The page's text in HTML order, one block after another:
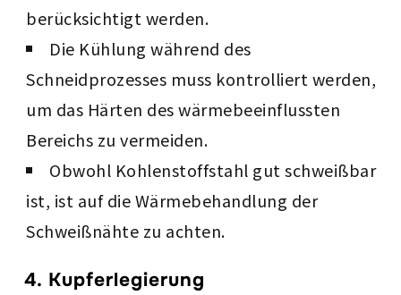
berücksichtigt werden.
Die Kühlung während des
Schneidprozesses muss kontrolliert werden,
um das Härten des wärmebeeinflussten
Bereichs zu vermeiden.
Obwohl Kohlenstoffstahl gut schweißbar
ist, ist auf die Wärmebehandlung der
Schweißnähte zu achten.
4. Kupferlegierung